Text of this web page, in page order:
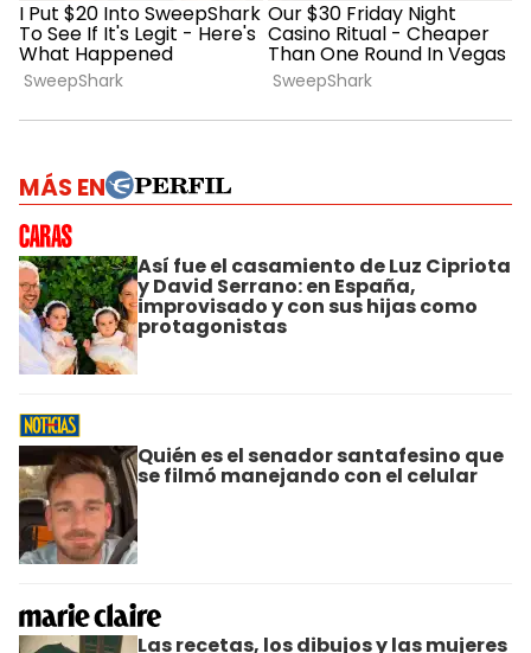
MÁS EN
Así fue el casamiento de Luz Cipriota
y David Serrano: en España,
improvisado y con sus hijas como
protagonistas
Quién es el senador santafesino que
se filmó manejando con el celular
Las recetas, los dibujos y las mujeres